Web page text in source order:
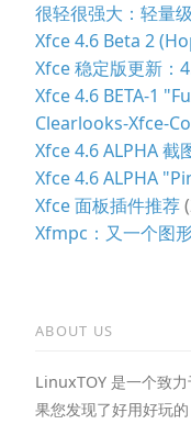
很轻很强大：轻量
Xfce 4.6 Beta 2
Xfce 稳定版更新：
Xfce 4.6 BETA-1
Clearlooks-Xfce-
Xfce 4.6 ALPHA 截
Xfce 4.6 ALPHA
Xfce 面板插件推荐
Xfmpc：又一个图
ABOUT US
LinuxTOY 是一个致
果您发现了好用好玩